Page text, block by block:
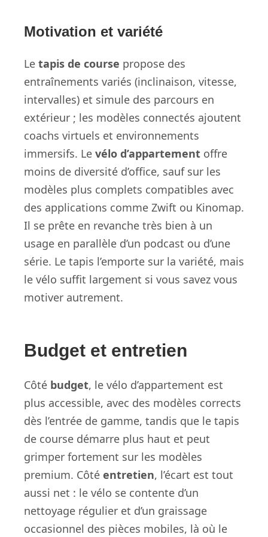
Motivation et variété
Le tapis de course propose des
entraînements variés (inclinaison, vitesse,
intervalles) et simule des parcours en
extérieur ; les modèles connectés ajoutent
coachs virtuels et environnements
immersifs. Le vélo d’appartement offre
moins de diversité d’office, sauf sur les
modèles plus complets compatibles avec
des applications comme Zwift ou Kinomap.
Il se prête en revanche très bien à un
usage en parallèle d’un podcast ou d’une
série. Le tapis l’emporte sur la variété, mais
le vélo suffit largement si vous savez vous
motiver autrement.
Budget et entretien
Côté budget, le vélo d’appartement est
plus accessible, avec des modèles corrects
dès l’entrée de gamme, tandis que le tapis
de course démarre plus haut et peut
grimper fortement sur les modèles
premium. Côté entretien, l’écart est tout
aussi net : le vélo se contente d’un
nettoyage régulier et d’un graissage
occasionnel des pièces mobiles, là où le